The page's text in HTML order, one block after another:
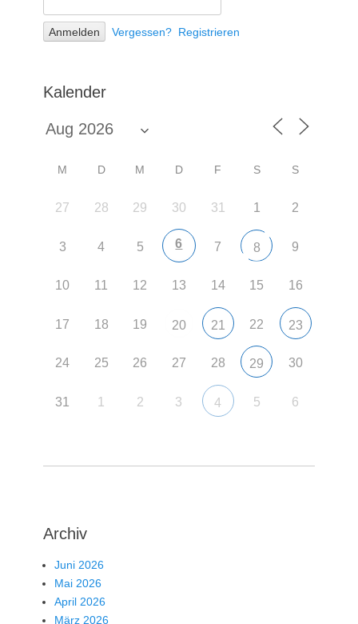
Vergessen? Registrieren
Kalender
M D M D F S S
27 28 29 30 31 1 2
3 4 5 6 7 8 9
10 11 12 13 14 15 16
17 18 19 20 21 22 23
24 25 26 27 28 29 30
31 1 2 3 4 5 6
Archiv
Juni 2026
Mai 2026
April 2026
März 2026